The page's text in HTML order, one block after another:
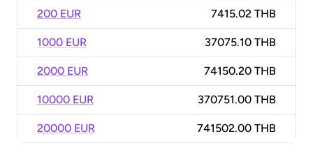
200 EUR 7415.02 THB
1000 EUR 37075.10 THB
2000 EUR 74150.20 THB
10000 EUR 370751.00 THB
20000 EUR 741502.00 THB